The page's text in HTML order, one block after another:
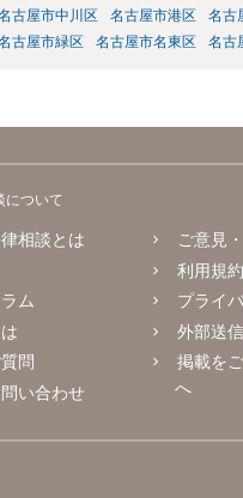
したとおりです。 ⑤ 養育費の
あるのは③で説明したとおりで
、併せて弁護士から相手に迷惑
古屋市中川区 名古屋市港区
名古
古屋市緑区 名古屋市名東区 名古
について
相談とは
ム
問
い合わせ
ご意見
利用規約
プライ
外部送
掲載を
へ